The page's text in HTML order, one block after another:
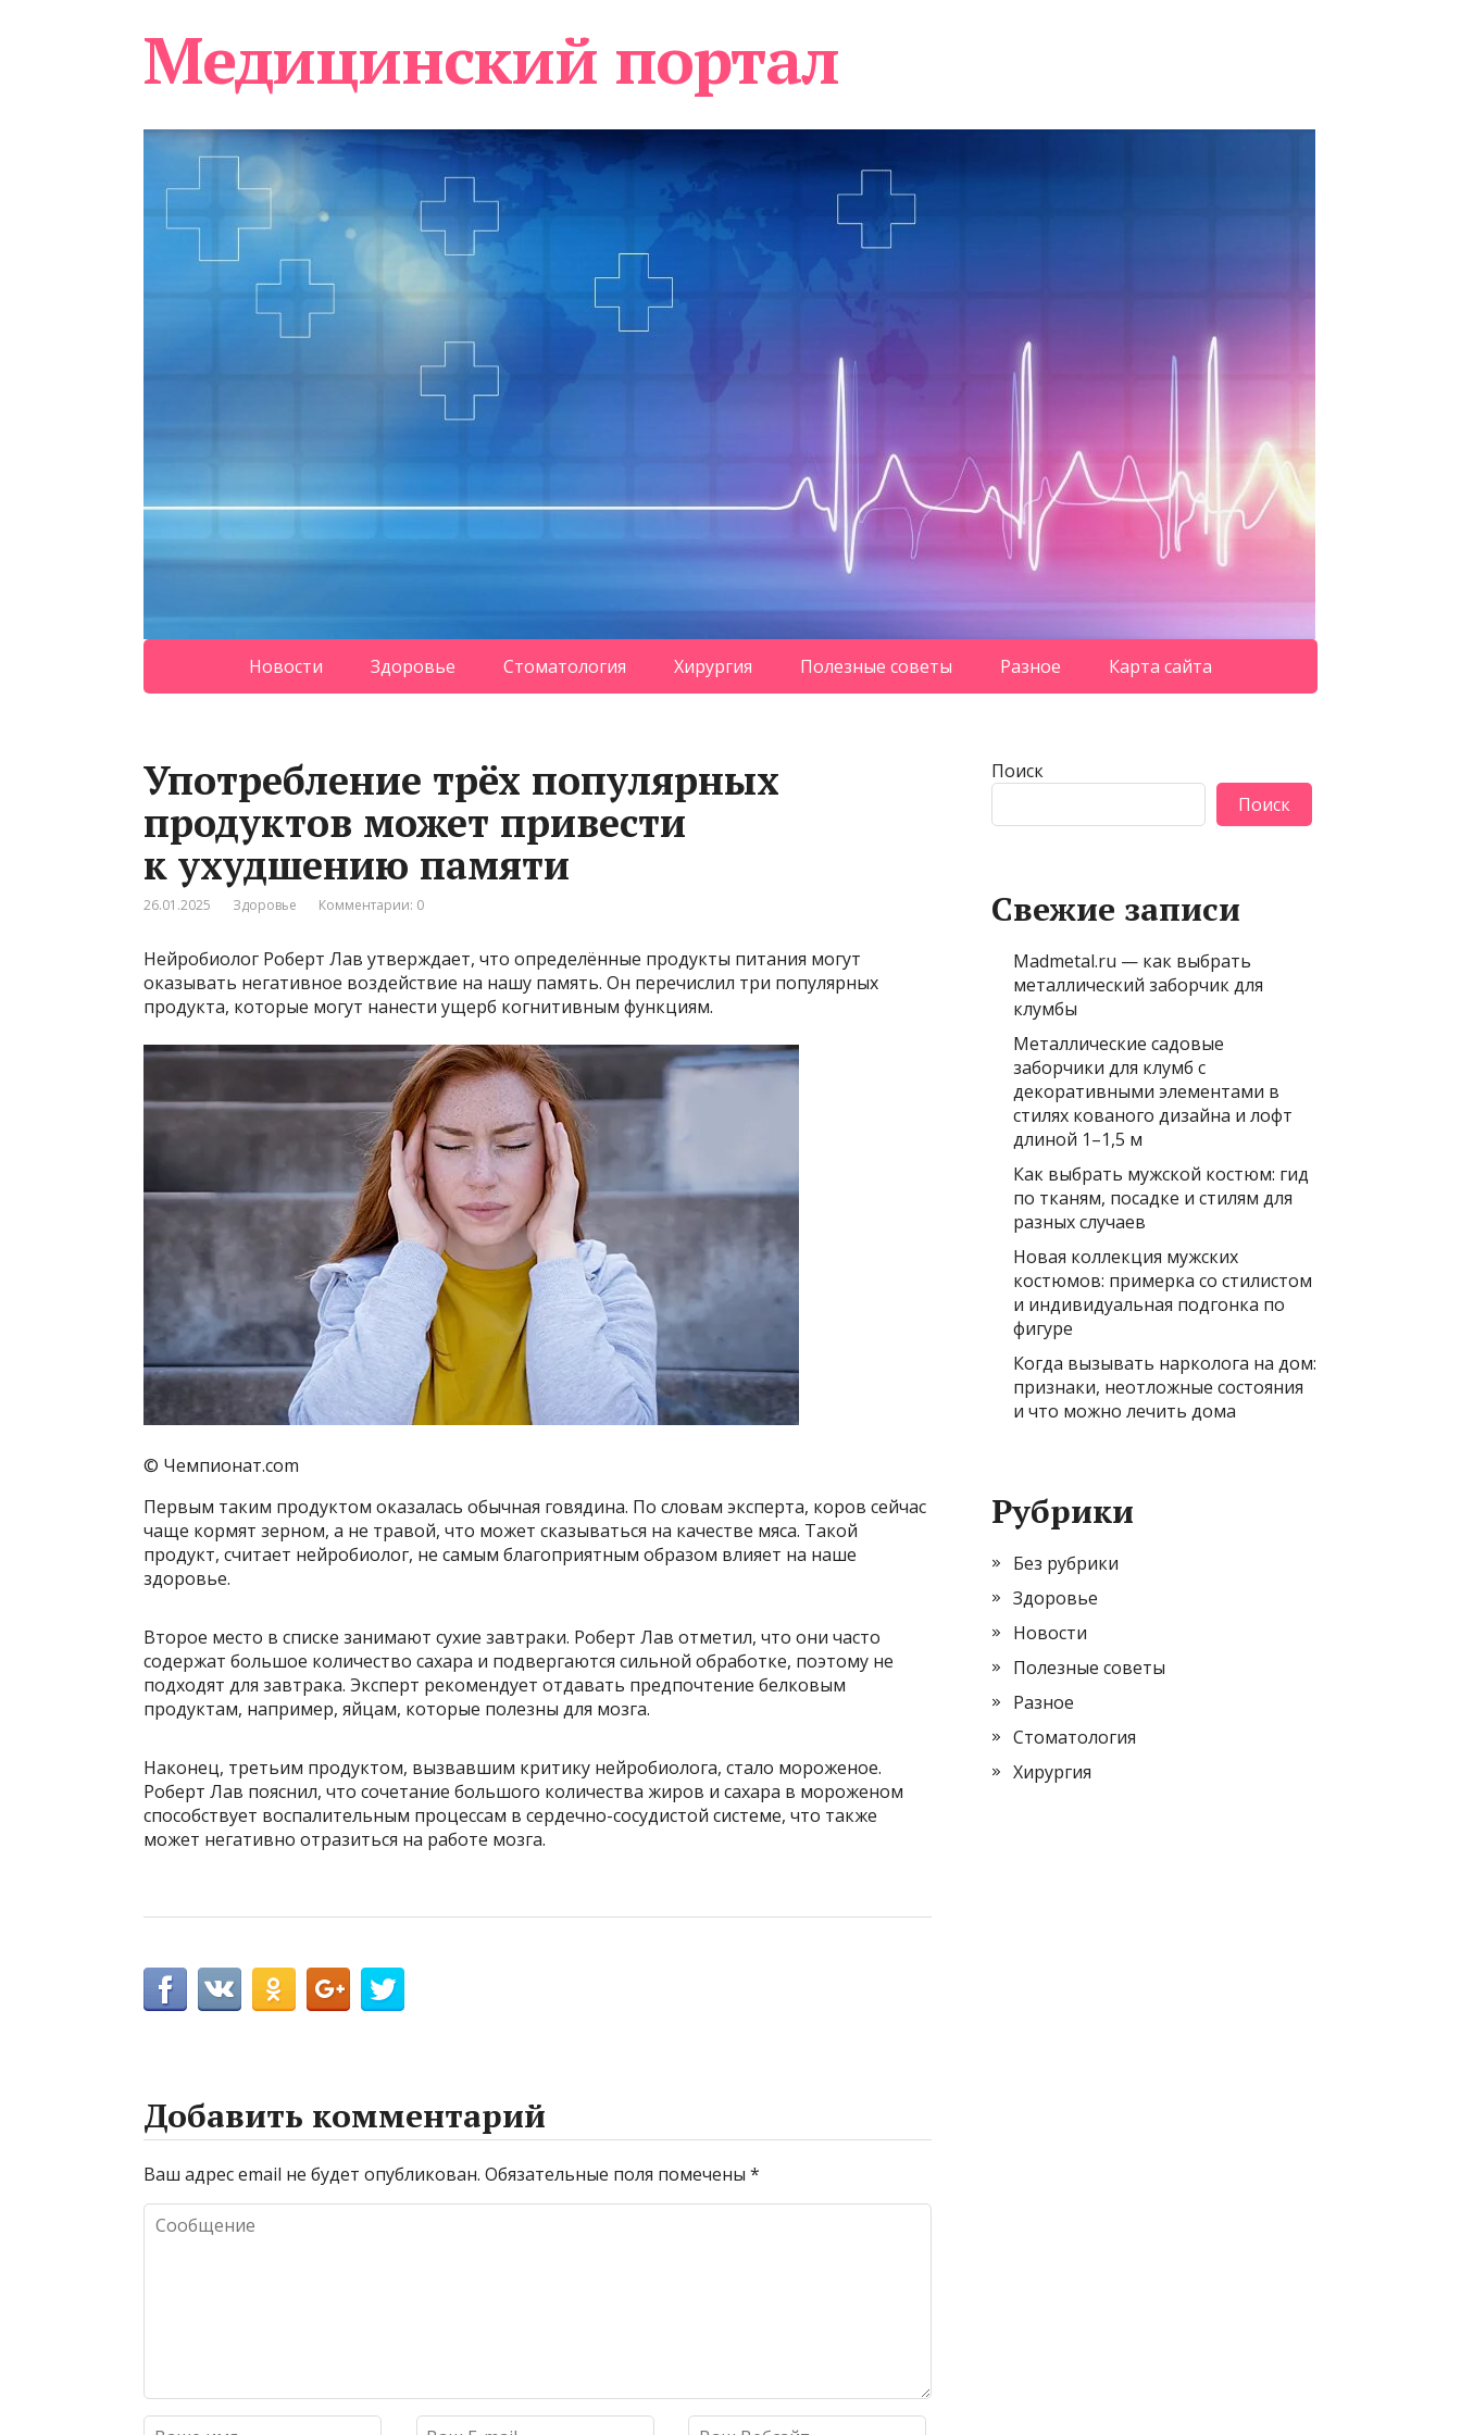
Медицинский портал
Новости Здоровье Стоматология Хирургия Полезные советы Разное Карта сайта
Употребление трёх популярных
продуктов может привести
к ухудшению памяти
26.01.2025 Здоровье Комментарии: 0
Нейробиолог Роберт Лав утверждает, что определённые продукты питания могут
оказывать негативное воздействие на нашу память. Он перечислил три популярных
продукта, которые могут нанести ущерб когнитивным функциям.
© Чемпионат.com
Первым таким продуктом оказалась обычная говядина. По словам эксперта, коров сейчас
чаще кормят зерном, а не травой, что может сказываться на качестве мяса. Такой
продукт, считает нейробиолог, не самым благоприятным образом влияет на наше
здоровье.
Второе место в списке занимают сухие завтраки. Роберт Лав отметил, что они часто
содержат большое количество сахара и подвергаются сильной обработке, поэтому не
подходят для завтрака. Эксперт рекомендует отдавать предпочтение белковым
продуктам, например, яйцам, которые полезны для мозга.
Наконец, третьим продуктом, вызвавшим критику нейробиолога, стало мороженое.
Роберт Лав пояснил, что сочетание большого количества жиров и сахара в мороженом
способствует воспалительным процессам в сердечно-сосудистой системе, что также
может негативно отразиться на работе мозга.
Добавить комментарий
Ваш адрес email не будет опубликован. Обязательные поля помечены *
Поиск
Поиск
Свежие записи
Madmetal.ru — как выбрать
металлический заборчик для
клумбы
Металлические садовые
заборчики для клумб с
декоративными элементами в
стилях кованого дизайна и лофт
длиной 1–1,5 м
Как выбрать мужской костюм: гид
по тканям, посадке и стилям для
разных случаев
Новая коллекция мужских
костюмов: примерка со стилистом
и индивидуальная подгонка по
фигуре
Когда вызывать нарколога на дом:
признаки, неотложные состояния
и что можно лечить дома
Рубрики
Без рубрики
Здоровье
Новости
Полезные советы
Разное
Стоматология
Хирургия